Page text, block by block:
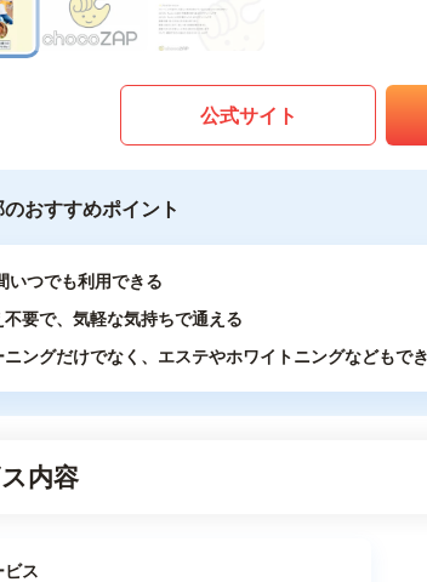
公式サイト
おすすめポイント
いつでも利用できる
不要で、気軽な気持ちで通える
ニングだけでなく、エステやホワイトニングなどもで
内容
ビス